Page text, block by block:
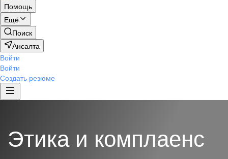
Помощь
Ещё
Поиск
Ансалта
Войти
Войти
Создать резюме
Этика и комплаенс